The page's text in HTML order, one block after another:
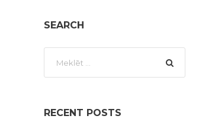
SEARCH
RECENT POSTS